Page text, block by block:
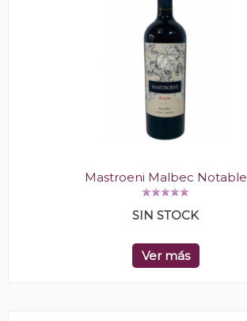
Mastroeni Malbec Notable
SIN STOCK
Ver más